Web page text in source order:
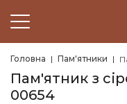
Головна Пам'ятники
Пам'ятник з
00654